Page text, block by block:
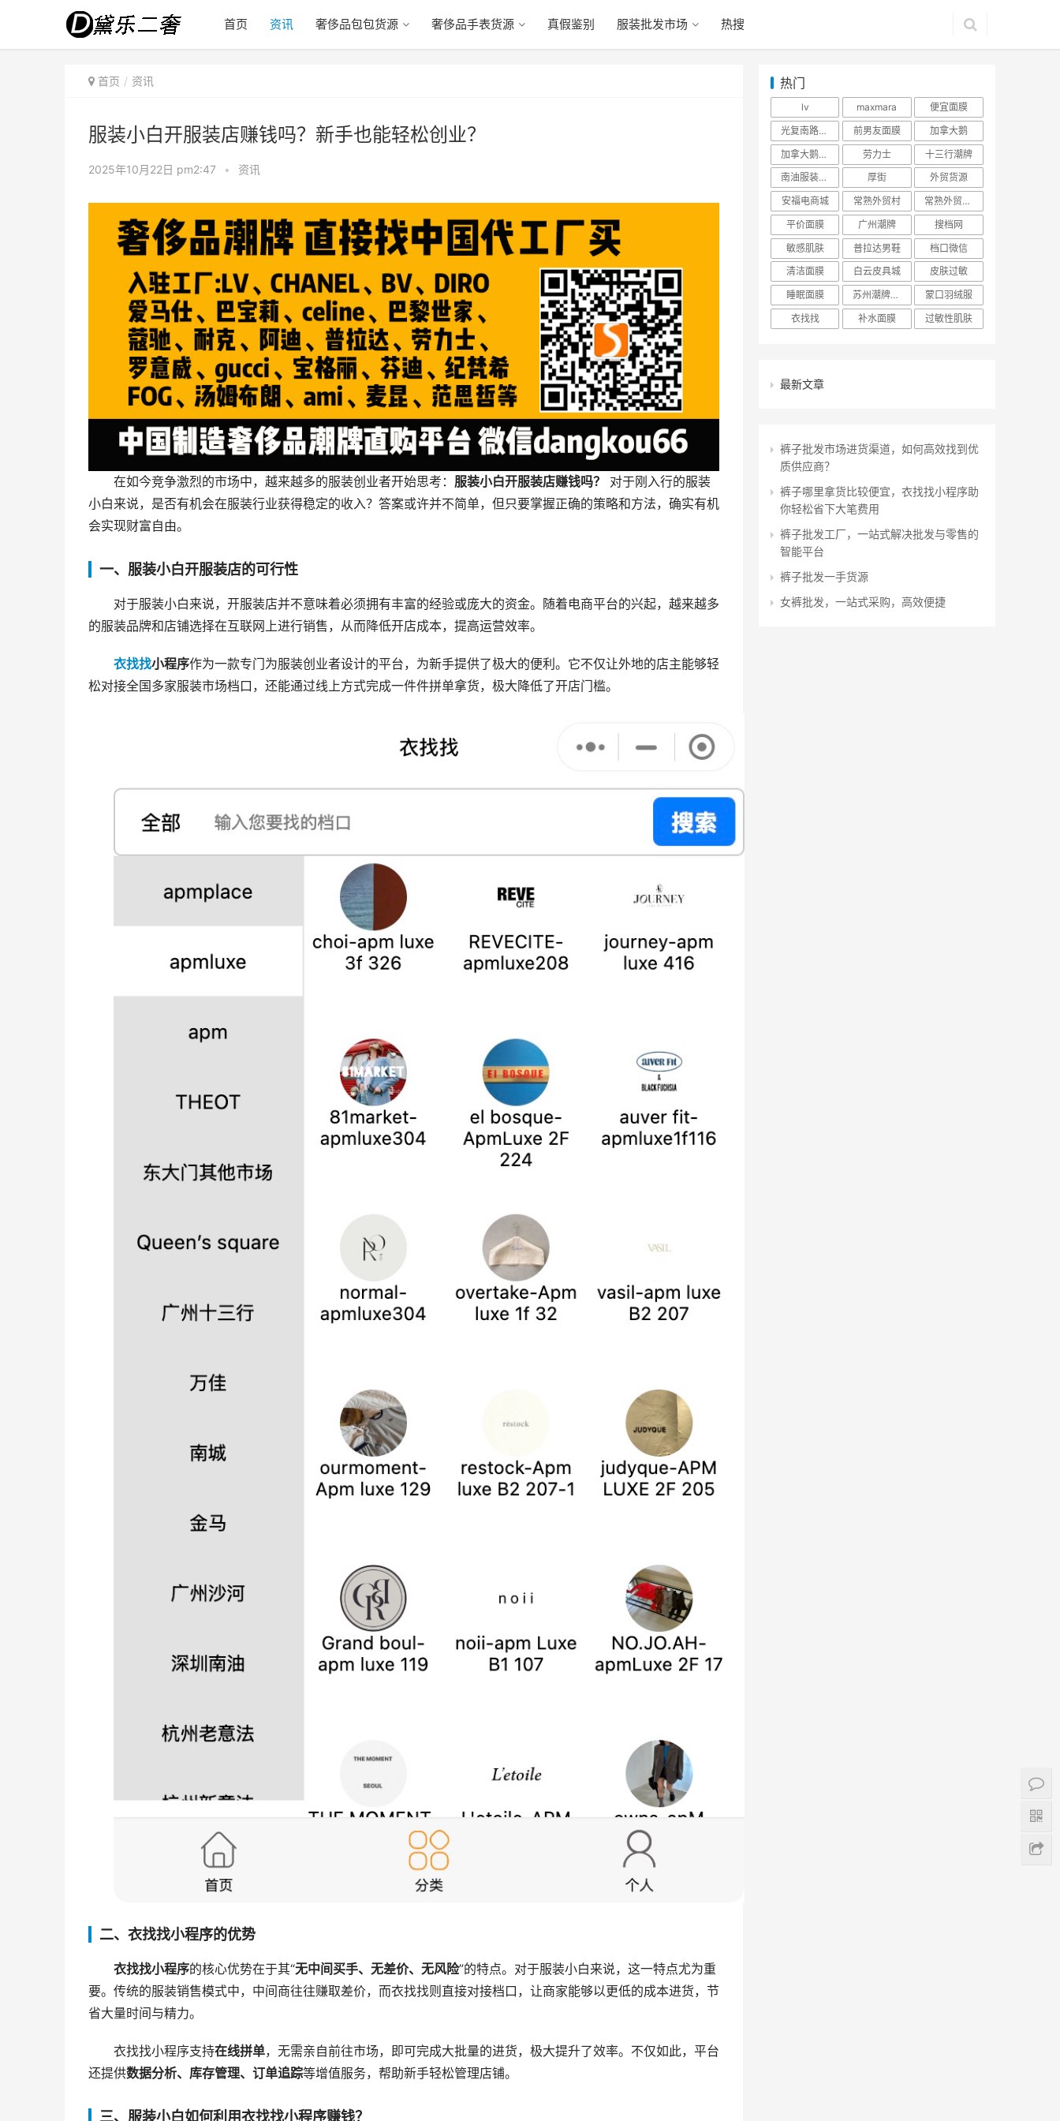
首页 资讯 奢侈品包包货源 奢侈品手表货源 真假鉴别 服装批发市场 热搜
首页 资讯
服装小白开服装店赚钱吗？新手也能轻松创业？
2025年10月22日 pm2:47 • 资讯
在如今竞争激烈的市场中，越来越多的服装创业者开始思考： 服装小白开服装店赚钱吗？
对于刚入行的服装
小白来说，是否有机会在服装行业获得稳定的收入？答案或许并不简单，但只要掌握正确的策略和方法，确实有机
会实现财富自由。
一、服装小白开服装店的可行性
对于服装小白来说，开服装店并不意味着必须拥有丰富的经验或庞大的资金。随着电商平台的兴起，越来越多
的服装品牌和店铺选择在互联网上进行销售，从而降低开店成本，提高运营效率。
衣找找小程序作为一款专门为服装创业者设计的平台，为新手提供了极大的便利。它不仅让外地的店主能够轻
松对接全国多家服装市场档口，还能通过线上方式完成一件件拼单拿货，极大降低了开店门槛。
二、衣找找小程序的优势
衣找找小程序的核心优势在于其“无中间买手、无差价、无风险”的特点。对于服装小白来说，这一特点尤为重
要。传统的服装销售模式中，中间商往往赚取差价，而衣找找则直接对接档口，让商家能够以更低的成本进货，节
省大量时间与精力。
衣找找小程序支持在线拼单，无需亲自前往市场，即可完成大批量的进货，极大提升了效率。不仅如此，平台
还提供数据分析、库存管理、订单追踪等增值服务，帮助新手轻松管理店铺。
三、服装小白如何利用衣找找小程序赚钱？
热门
lv maxmara
便宜面膜
光复南路潮牌
前男友面膜
加拿大鹅
加拿大鹅羽绒服
劳力士
十三行潮牌
南油服装批发市场
厚街
外贸货源
安福电商城
常熟外贸村
常熟外贸村货源
平价面膜
广州潮牌
搜档网
敏感肌肤
普拉达男鞋
档口微信
清洁面膜
白云皮具城
皮肤过敏
睡眠面膜
苏州潮牌货源
蒙口羽绒服
衣找找
补水面膜 过敏性肌肤
最新文章
裤子批发市场进货渠道，如何高效找到优
质供应商？
裤子哪里拿货比较便宜，衣找找小程序助
你轻松省下大笔费用
裤子批发工厂，一站式解决批发与零售的
智能平台
裤子批发一手货源
女裤批发，一站式采购，高效便捷